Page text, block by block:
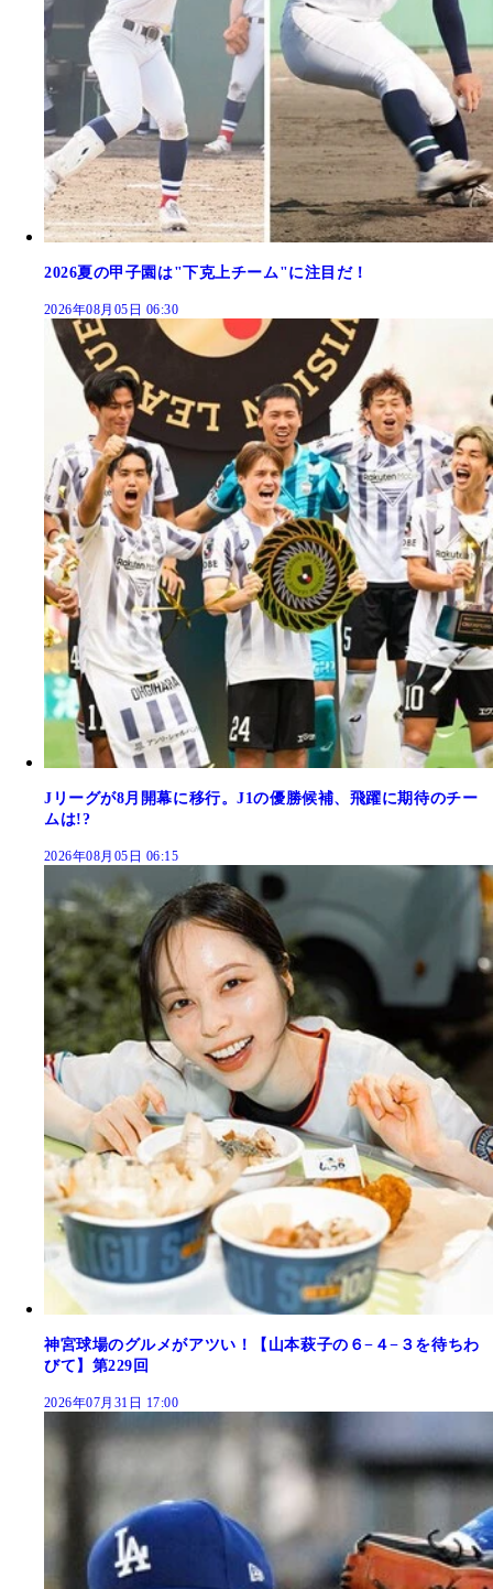
2026夏の甲子園は"下克上チーム"に注目だ！
2026年08月05日 06:30
Jリーグが8月開幕に移行。J1の優勝候補、飛躍に期待のチー
ムは!?
2026年08月05日 06:15
神宮球場のグルメがアツい！【山本萩子の６−４−３を待ちわ
びて】第229回
2026年07月31日 17:00